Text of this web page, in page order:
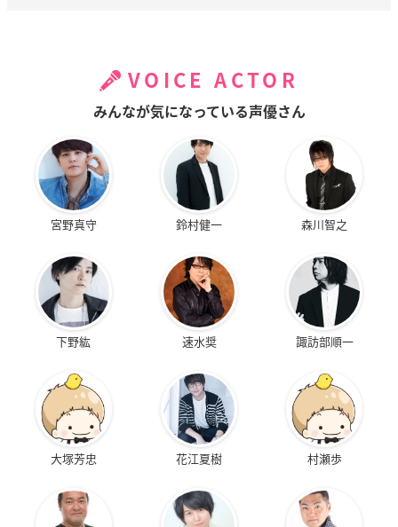
VOICE ACTOR
みんなが気になっている声優さん
宮野真守 鈴村健一 森川智之
下野紘 速水奨 諏訪部順一
大塚芳忠 花江夏樹 村瀬歩